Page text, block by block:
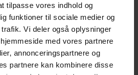
tilpasse vores indhold og
funktioner til sociale medier og
Vi deler også oplysninger
med vores partnere
annonceringspartnere og
partnere kan kombinere disse